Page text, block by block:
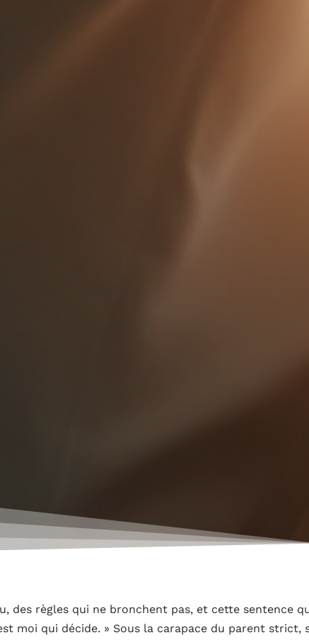
des règles qui ne bronchent pas, et cette sentence
moi qui décide. » Sous la carapace du parent